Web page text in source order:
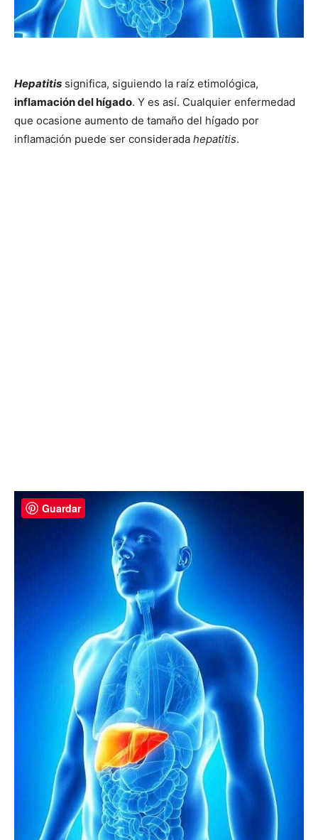
Hepatitis significa, siguiendo la raíz etimológica,
inflamación del hígado. Y es así. Cualquier enfermedad
que ocasione aumento de tamaño del hígado por
inflamación puede ser considerada hepatitis.
Guardar